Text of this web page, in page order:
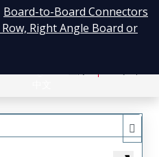
Board-to-Board Connectors
Right Angle Board or